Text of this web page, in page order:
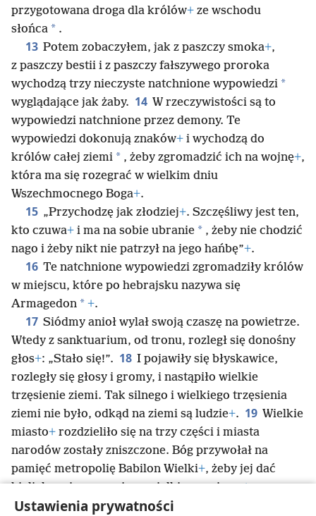
Ustawienia prywatności
przygotowana droga dla królów+ ze wschodu
słońca * .
13 Potem zobaczyłem, jak z paszczy smoka+,
z paszczy bestii i z paszczy fałszywego proroka
wychodzą trzy nieczyste natchnione wypowiedzi *
wyglądające jak żaby. 14 W rzeczywistości są to
wypowiedzi natchnione przez demony. Te
wypowiedzi dokonują znaków+ i wychodzą do
królów całej ziemi * , żeby zgromadzić ich na wojnę+,
która ma się rozegrać w wielkim dniu
Wszechmocnego Boga+.
15 „Przychodzę jak złodziej+. Szczęśliwy jest ten,
kto czuwa+ i ma na sobie ubranie * , żeby nie chodzić
nago i żeby nikt nie patrzył na jego hańbę”+.
16 Te natchnione wypowiedzi zgromadziły królów
w miejscu, które po hebrajsku nazywa się
Armagedon * +.
17 Siódmy anioł wylał swoją czaszę na powietrze.
Wtedy z sanktuarium, od tronu, rozległ się donośny
głos+: „Stało się!”. 18 I pojawiły się błyskawice,
rozległy się głosy i gromy, i nastąpiło wielkie
trzęsienie ziemi. Tak silnego i wielkiego trzęsienia
ziemi nie było, odkąd na ziemi są ludzie+. 19 Wielkie
miasto+ rozdzieliło się na trzy części i miasta
narodów zostały zniszczone. Bóg przywołał na
pamięć metropolię Babilon Wielki+, żeby jej dać
kielich z winem swojego wielkiego gniewu+.
20 Ponadto każda wyspa uciekła i góry zniknęły